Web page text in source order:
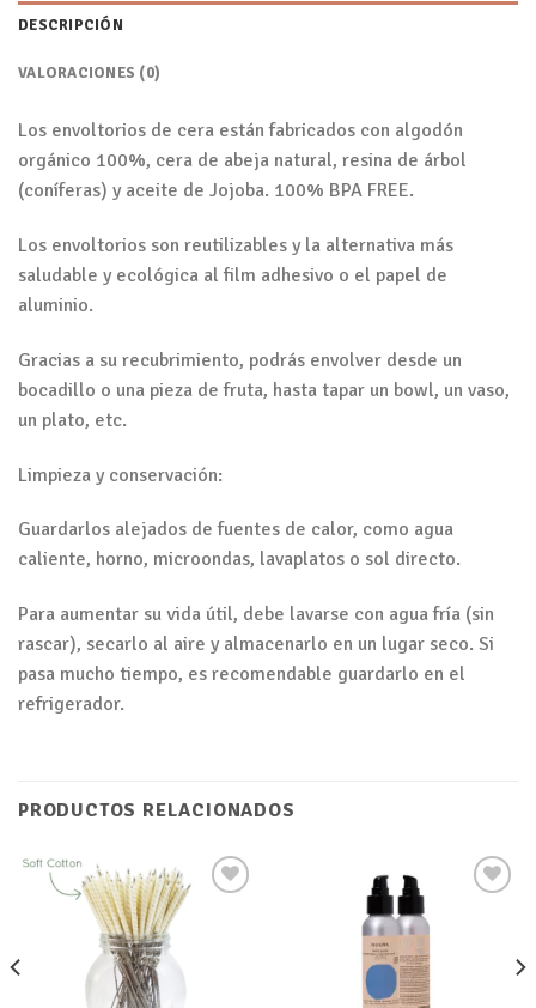
DESCRIPCIÓN
VALORACIONES (0)
Los envoltorios de cera están fabricados con algodón
orgánico 100%, cera de abeja natural, resina de árbol
(coníferas) y aceite de Jojoba. 100% BPA FREE.
Los envoltorios son reutilizables y la alternativa más
saludable y ecológica al film adhesivo o el papel de
aluminio.
Gracias a su recubrimiento, podrás envolver desde un
bocadillo o una pieza de fruta, hasta tapar un bowl, un vaso,
un plato, etc.
Limpieza y conservación:
Guardarlos alejados de fuentes de calor, como agua
caliente, horno, microondas, lavaplatos o sol directo.
Para aumentar su vida útil, debe lavarse con agua fría (sin
rascar), secarlo al aire y almacenarlo en un lugar seco. Si
pasa mucho tiempo, es recomendable guardarlo en el
refrigerador.
PRODUCTOS RELACIONADOS